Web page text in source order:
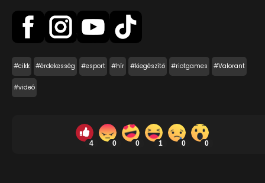
#cikk #érdekesség #esport #hír #kiegészítő #riotgames #Valorant
#videó
4 0 0 1 0 0